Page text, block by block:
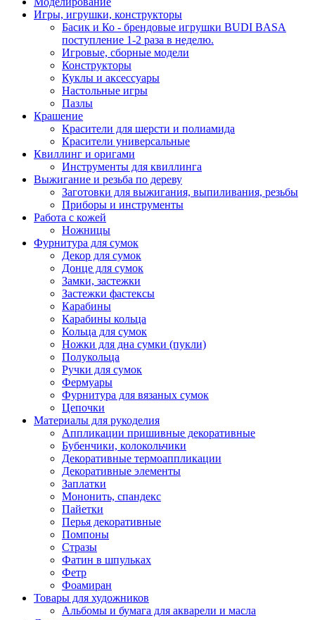
Игры, игрушки, конструкторы
Басик и Ко - брендовые игрушки BUDI BASA
поступление 1-2 раза в неделю.
Игровые, сборные модели
Конструкторы
Куклы и аксессуары
Настольные игры
Пазлы
Крашение
Красители для шерсти и полиамида
Красители универсальные
Квиллинг и оригами
Инструменты для квиллинга
Выжигание и резьба по дереву
Заготовки для выжигания, выпиливания, резьбы
Приборы и инструменты
Работа с кожей
Ножницы
Фурнитура для сумок
Декор для сумок
Донце для сумок
Замки, застежки
Застежки фастексы
Карабины
Карабины кольца
Кольца для сумок
Ножки для дна сумки (пукли)
Полукольца
Ручки для сумок
Фермуары
Фурнитура для вязаных сумок
Цепочки
Материалы для рукоделия
Аппликации пришивные декоративные
Бубенчики, колокольчики
Декоративные термоаппликации
Декоративные элементы
Заплатки
Мононить, спандекс
Пайетки
Перья декоративные
Помпоны
Стразы
Фатин в шпульках
Фетр
Фоамиран
Товары для художников
Альбомы и бумага для акварели и масла